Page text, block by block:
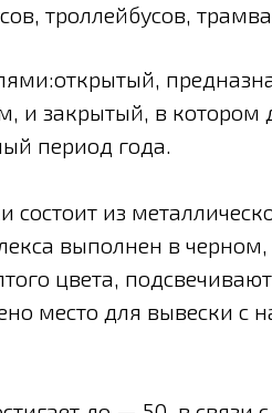
троллейбусов,
и закрытый, в
период года.
из
выполнен в
цвета,
место для вывески с